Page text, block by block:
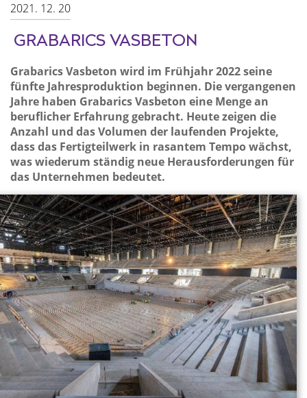
2021. 12. 20
GRABARICS VASBETON
Grabarics Vasbeton wird im Frühjahr 2022 seine
fünfte Jahresproduktion beginnen. Die vergangenen
Jahre haben Grabarics Vasbeton eine Menge an
beruflicher Erfahrung gebracht. Heute zeigen die
Anzahl und das Volumen der laufenden Projekte,
dass das Fertigteilwerk in rasantem Tempo wächst,
was wiederum ständig neue Herausforderungen für
das Unternehmen bedeutet.